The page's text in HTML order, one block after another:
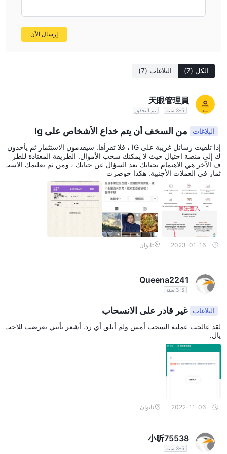
عند النظر في سلامة وسيط مثل Pandora Finance أو أي منصة أخرى ،
الخطوات التي يمكنك اتخاذها لتقييم مصداقية وسلامة الوساطة:
مشهد تنظيمي:
يعني أنه لا يوجد ضمان على أنها منصة آمنة للتداول معها.
العلامات الحمراء الجادة التي لا يمكن التغاضي عنها ، يُقترح الانتباه الفوري
والحذر في أي تعاملات مالية مع هذا الوسيط عندما يفكر المتداولون في
التداول.
في النهاية ، قرار التجارة أم لا Pandora Finance هي شخصية. يجب
عليك الموازنة بين المخاطر والفوائد بعناية قبل اتخاذ القرار.
أدوات السوق
Pandora Finance تقدم العملات الأجنبية والعقود مقابل الفروقات
ك
فوركس
الوصول إلى ملفاتالعقود مقابل الفروقات
بالمشاركة في التداول بالرافعة المالية على مجموعة متنوعة من الأصول ،
بما في ذلك الأسهم والمؤشرات والسلع والعملات المشفرة ، دون الحاجة
إلى امتلاك الأصول الأساسية.
حسابات
Pandora Finance يوفر للمتداولين المحتملين
فرصة لممارسة واستكشاف ميزات النظام الأساسي دون المخاطرة
بأموال حقيقية. ومع ذلك ، فيما يتعلق بخيارات حساباتهم الحقيقية ، لا
تشجيع المتداولين على التشاور مباشرة مع ممثليهم للاستعلام عن خيارات
الأساسية الأخرى. في حين أن هذا النهج قد يسمح بإرشاد شخصي ، فإنه
يثير مخاوف بشأن الشفافية. قد يجد المتداولون الذين يسعون إلى اتخاذ
الكل (7) البلاغات (7)
天眼管理員
3-5 سنة تم التحقق
البلاغات من السخف أن يتم خداع الأشخاص على Ig
إذا تلقيت رسائل غريبة على IG ، فلا تقرأها. سيقدمون الاستثمار ثم يأخذون
ك إلى منصة احتيال حيث لا يمكنك سحب الأموال. الطريقة المعتادة للطر
ف الآخر هي الاهتمام بحياتك بعد السؤال عن حياتك ، ومن ثم تعليمك الاست
ثمار في العملات الأجنبية. هكذا حوصرت
2023-01-16 تايوان
Queena2241
3-5 سنة
البلاغات غير قادر على الانسحاب
لقد عالجت عملية السحب أمس ولم أتلق أي رد. أشعر بأنني تعرضت للاحت
يال.
2022-11-06 تايوان
小昕75538
3-5 سنة
إرسال الآن